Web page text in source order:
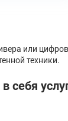
или
техники.
себя